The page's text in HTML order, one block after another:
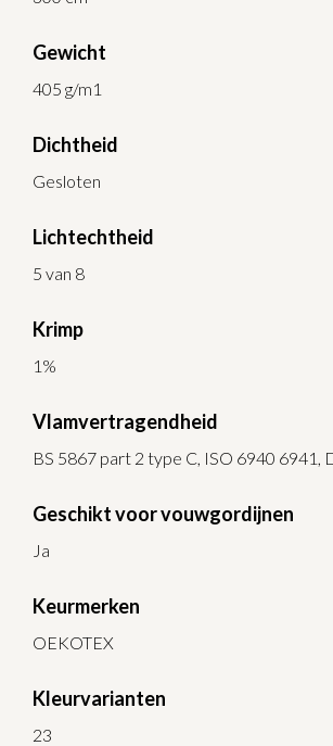
Gewicht
405 g/m1
Dichtheid
Gesloten
Lichtechtheid
5 van 8
Krimp
1%
Vlamvertragendheid
BS 5867 part 2 type C, ISO 6940 6941,
Geschikt voor vouwgordijnen
Ja
Keurmerken
OEKOTEX
Kleurvarianten
23